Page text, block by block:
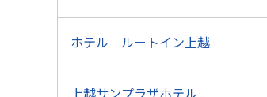
ホテル ルートイン上越